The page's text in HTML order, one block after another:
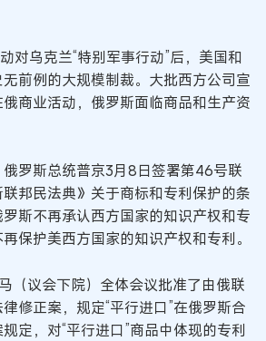
对乌克兰“特别军事行动”后，美国和
前例的大规模制裁。大批西方公司宣
商业活动，俄罗斯面临商品和生产资
罗斯总统普京3月8日签署第46号联
邦民法典》关于商标和专利保护的条
斯不再承认西方国家的知识产权和专
保护美西方国家的知识产权和专利。
（议会下院）全体会议批准了由俄联
修正案，规定“平行进口”在俄罗斯合
定，对“平行进口”商品中体现的专利